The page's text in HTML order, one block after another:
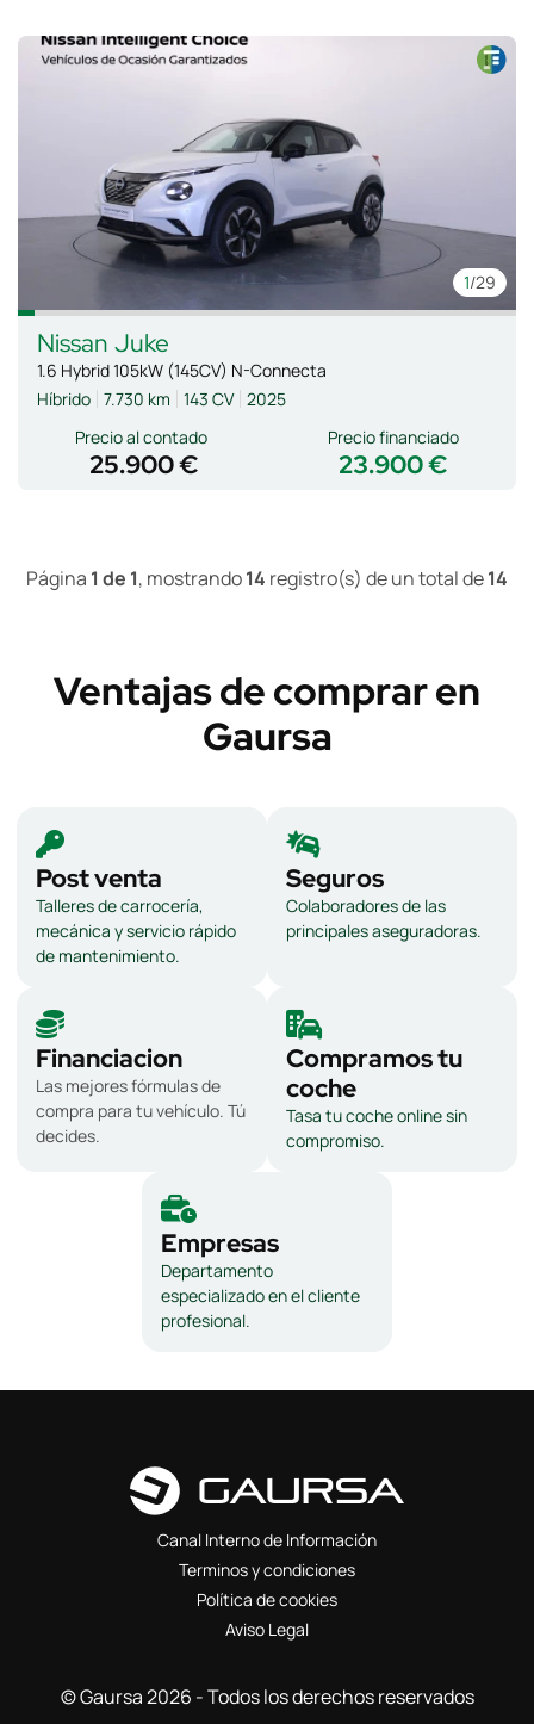
1/29
Nissan Juke
1.6 Hybrid 105kW (145CV) N-Connecta
Híbrido 7.730 km 143 CV 2025
Precio al contado
25.900 € 23.900 €
Precio financiado
Página 1 de 1, mostrando14 registro(s) de un total de14
Ventajas de comprar en
Gaursa
Post venta
Talleres de carrocería,
mecánica y servicio rápido
de mantenimiento.
Seguros
Colaboradores de las
principales aseguradoras.
Financiacion
Las mejores fórmulas de
compra para tu vehículo. Tú
decides.
Compramos tu
coche
Tasa tu coche online sin
compromiso.
Empresas
Departamento
especializado en el cliente
profesional.
Canal Interno de Información
Terminos y condiciones
Política de cookies
Aviso Legal
© Gaursa 2026 - Todos los derechos reservados